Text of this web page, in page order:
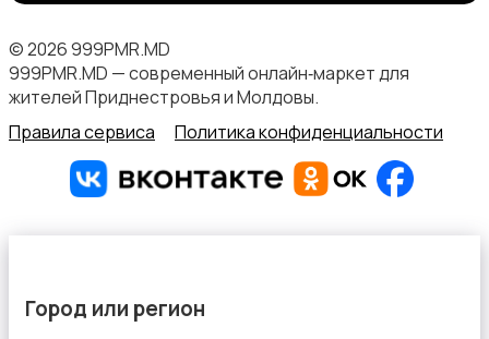
© 2026 999PMR.MD
999PMR.MD — современный онлайн‑маркет для
жителей Приднестровья и Молдовы.
Правила сервиса
Политика конфиденциальности
Город или регион